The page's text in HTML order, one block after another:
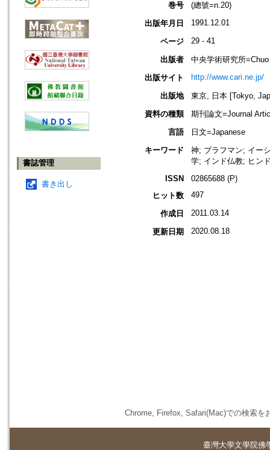
書誌管理
書き出し
巻号
(總號=n.20)
出版年月日
1991.12.01
ページ 29 - 41
出版者
中央学術研究所
出版サイト
http://www.cari.ne.jp/
出版地
東京, 日本 [Tokyo,
資料の種類
期刊論文=Journal
言語
日文=Japanese
キーワード
神; ブラフマン; イー
学; インド仏教; ヒン
ISSN
02865688 (P)
ヒット数
497
作成日 2011.03.14
更新日期 2020.08.18
Chrome, Firefox, Safari(Mac)での検索を
臺灣大學文學院佛